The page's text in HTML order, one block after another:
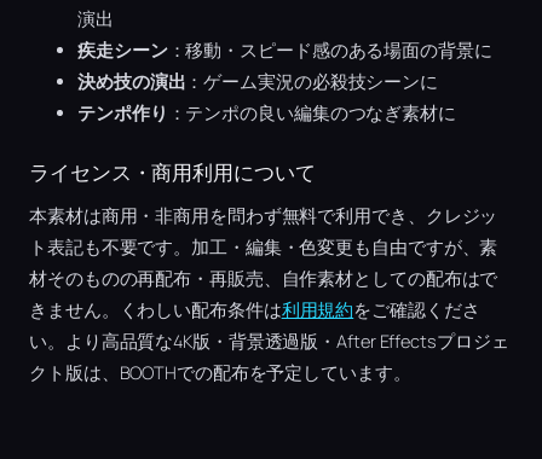
演出
疾走シーン：移動・スピード感のある場面の背景に
決め技の演出 ：ゲーム実況の必殺技シーンに
テンポ作り ：テンポの良い編集のつなぎ素材に
ライセンス・商用利用について
本素材は商用・非商用を問わず無料で利用でき、クレジッ
ト表記も不要です。加工・編集・色変更も自由ですが、素
材そのものの再配布・再販売、自作素材としての配布はで
きません。くわしい配布条件は利用規約をご確認くださ
い。より高品質な4K版・背景透過版・After Effectsプロジェ
クト版は、BOOTHでの配布を予定しています。